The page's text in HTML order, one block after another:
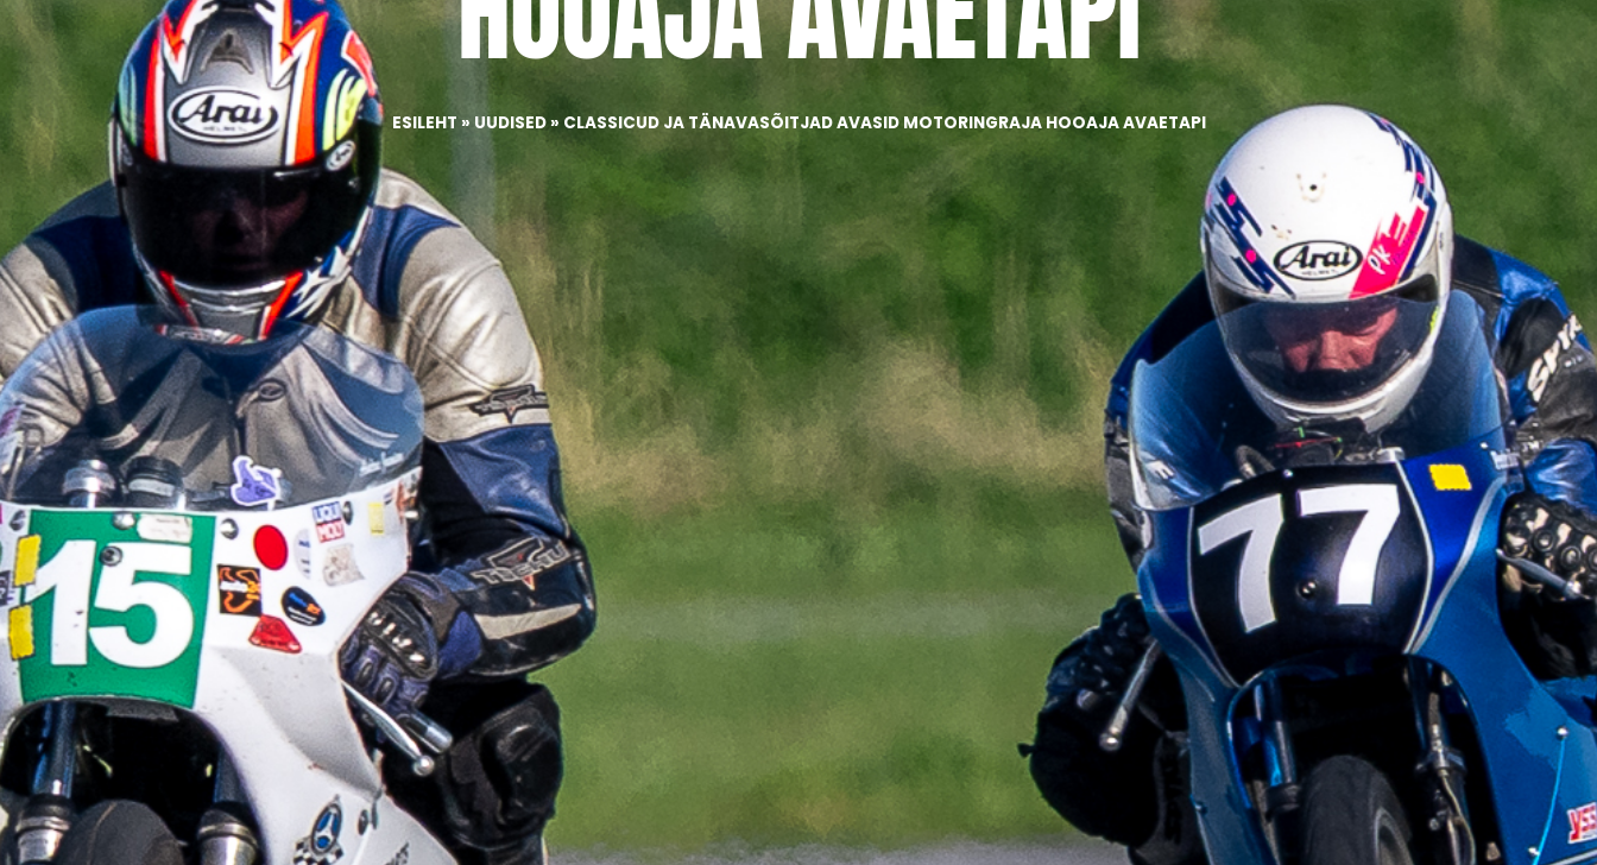
ESILEHT » UUDISED» CLASSICUD JA TÄNAVASÕITJAD AVASID MOTORINGRAJA HOOAJA AVAETAPI